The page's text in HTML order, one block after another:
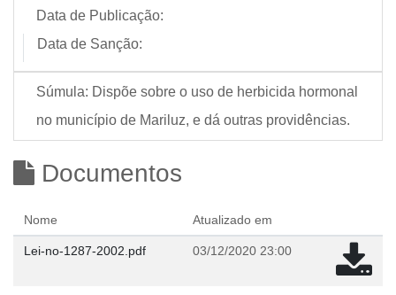
Data de Publicação:
Data de Sanção:
Súmula: Dispõe sobre o uso de herbicida hormonal
no município de Mariluz, e dá outras providências.
Documentos
Nome Atualizado em
Lei-no-1287-2002.pdf 03/12/2020 23:00